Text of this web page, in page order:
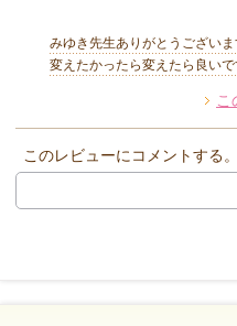
他のお客様からのコメント
みゆき先生ありがとうござい
変えたかったら変えたら良いで
こ
このレビューにコメントする。